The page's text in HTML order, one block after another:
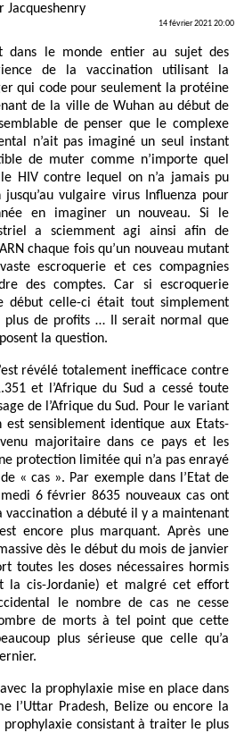
Jacqueshenry
14 février 2021 20:00
dans le monde entier au sujet des
de la vaccination utilisant la
qui code pour seulement la protéine
de la ville de Wuhan au début de
de penser que le complexe
n’ait pas imaginé un seul instant
de muter comme n’importe quel
HIV contre lequel on n’a jamais pu
vulgaire virus Influenza pour
en imaginer un nouveau. Si le
a sciemment agi ainsi afin de
chaque fois qu’un nouveau mutant
escroquerie et ces compagnies
des comptes. Car si escroquerie
celle-ci était tout simplement
plus de profits … Il serait normal que
la question.
révélé totalement inefficace contre
et l’Afrique du Sud a cessé toute
de l’Afrique du Sud. Pour le variant
sensiblement identique aux Etats-
majoritaire dans ce pays et les
protection limitée qui n’a pas enrayé
« cas ». Par exemple dans l’Etat de
6 février 8635 nouveaux cas ont
vaccination a débuté il y a maintenant
encore plus marquant. Après une
dès le début du mois de janvier
toutes les doses nécessaires hormis
la cis-Jordanie) et malgré cet effort
le nombre de cas ne cesse
de morts à tel point que cette
plus sérieuse que celle qu’a
la prophylaxie mise en place dans
l’Uttar Pradesh, Belize ou encore la
prophylaxie consistant à traiter le plus